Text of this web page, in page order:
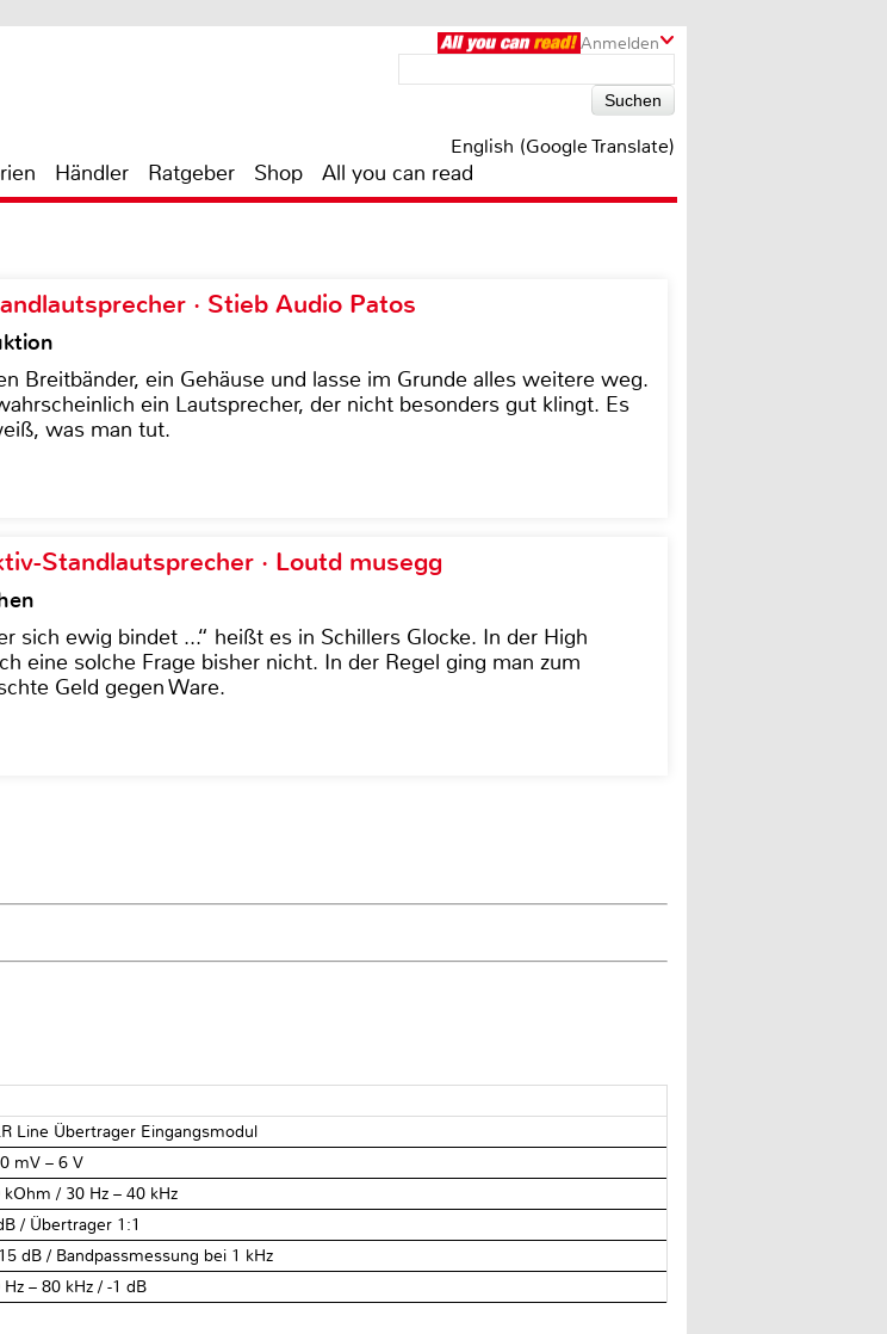
Anmelden
English (Google Translate)
Händler Ratgeber Shop All you can read
· Stieb Audio Patos
Breitbänder, ein Gehäuse und lasse im Grunde alles weitere weg.
ein Lautsprecher, der nicht besonders gut klingt. Es
was man tut.
Standlautsprecher · Loutd musegg
sich ewig bindet ...“ heißt es in Schillers Glocke. In der High
eine solche Frage bisher nicht. In der Regel ging man zum
Geld gegen Ware.
Line Übertrager Eingangsmodul
mV – 6 V
kOhm / 30 Hz – 40 kHz
/ Übertrager 1:1
dB / Bandpassmessung bei 1 kHz
Hz – 80 kHz / -1 dB